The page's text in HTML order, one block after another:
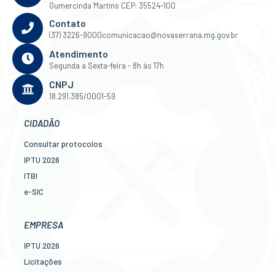
Gumercinda Martins CEP: 35524-100
Contato
(37) 3226-9000comunicacao@novaserrana.mg.gov.br
Atendimento
Segunda a Sexta-feira - 8h às 17h
CNPJ
18.291.385/0001-59
CIDADÃO
Consultar protocolos
IPTU 2026
ITBI
e-SIC
Legislação
EMPRESA
IPTU 2026
Licitações